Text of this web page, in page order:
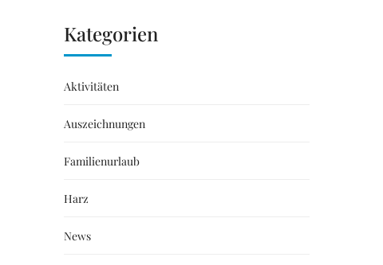
Kategorien
Aktivitäten
Auszeichnungen
Familienurlaub
Harz
News